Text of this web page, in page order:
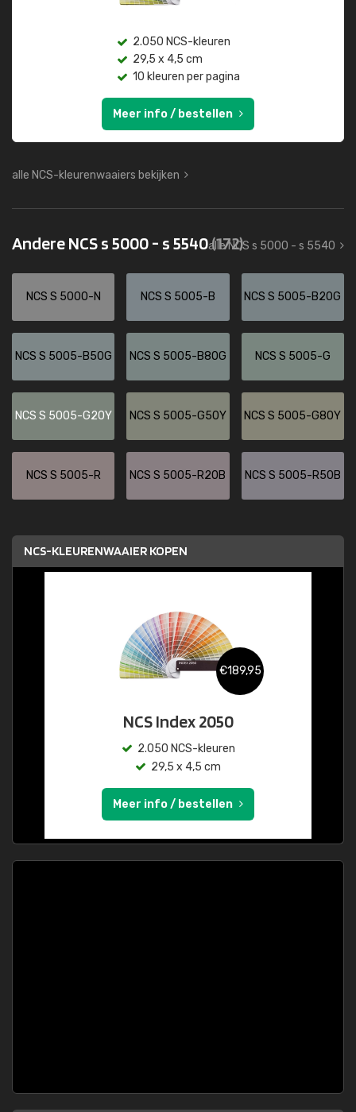
2.050 NCS-kleuren
29,5 x 4,5 cm
10 kleuren per pagina
Meer info / bestellen
alle NCS-kleurenwaaiers bekijken
Andere NCS s 5000 - s 5540(172)
alle NCS s 5000 - s 5540
NCS S 5000-N NCS S 5005-B NCS S 5005-B20G
NCS S 5005-B50G NCS S 5005-B80G NCS S 5005-G
NCS S 5005-G20Y NCS S 5005-G50Y NCS S 5005-G80Y
NCS S 5005-R NCS S 5005-R20B NCS S 5005-R50B
NCS-KLEURENWAAIER KOPEN
€189,95
NCS Index 2050
2.050 NCS-kleuren
29,5 x 4,5 cm
Meer info / bestellen